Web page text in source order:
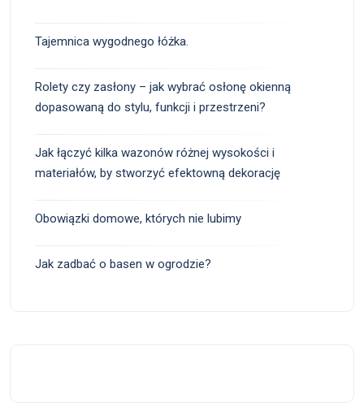
Tajemnica wygodnego łóżka.
Rolety czy zasłony – jak wybrać osłonę okienną
dopasowaną do stylu, funkcji i przestrzeni?
Jak łączyć kilka wazonów różnej wysokości i
materiałów, by stworzyć efektowną dekorację
Obowiązki domowe, których nie lubimy
Jak zadbać o basen w ogrodzie?